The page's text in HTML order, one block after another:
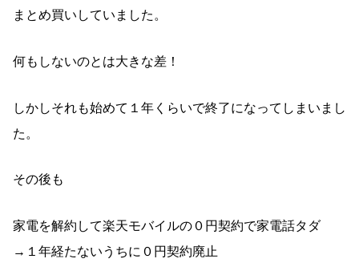
まとめ買いしていました。
何もしないのとは大きな差！
しかしそれも始めて１年くらいで終了になってしまいまし
た。
その後も
家電を解約して楽天モバイルの０円契約で家電話タダ
→１年経たないうちに０円契約廃止